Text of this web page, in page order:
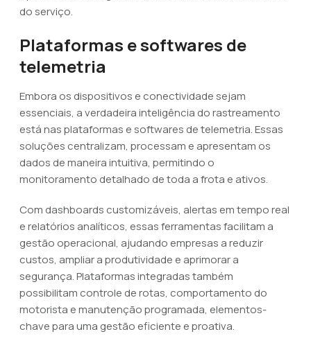
do serviço.
Plataformas e softwares de
telemetria
Embora os dispositivos e conectividade sejam
essenciais, a verdadeira inteligência do rastreamento
está nas plataformas e softwares de telemetria. Essas
soluções centralizam, processam e apresentam os
dados de maneira intuitiva, permitindo o
monitoramento detalhado de toda a frota e ativos.
Com dashboards customizáveis, alertas em tempo real
e relatórios analíticos, essas ferramentas facilitam a
gestão operacional, ajudando empresas a reduzir
custos, ampliar a produtividade e aprimorar a
segurança. Plataformas integradas também
possibilitam controle de rotas, comportamento do
motorista e manutenção programada, elementos-
chave para uma gestão eficiente e proativa.